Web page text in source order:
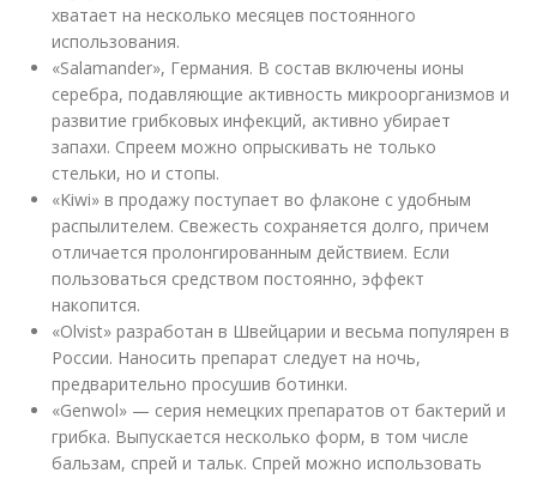
хватает на несколько месяцев постоянного
использования.
«Salamander», Германия. В состав включены ионы
серебра, подавляющие активность микроорганизмов и
развитие грибковых инфекций, активно убирает
запахи. Спреем можно опрыскивать не только
стельки, но и стопы.
«Kiwi» в продажу поступает во флаконе с удобным
распылителем. Свежесть сохраняется долго, причем
отличается пролонгированным действием. Если
пользоваться средством постоянно, эффект
накопится.
«Olvist» разработан в Швейцарии и весьма популярен в
России. Наносить препарат следует на ночь,
предварительно просушив ботинки.
«Genwol» — серия немецких препаратов от бактерий и
грибка. Выпускается несколько форм, в том числе
бальзам, спрей и тальк. Спрей можно использовать